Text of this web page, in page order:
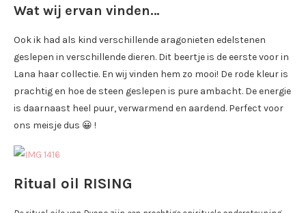
Wat wij ervan vinden…
Ook ik had als kind verschillende aragonieten edelstenen
geslepen in verschillende dieren. Dit beertje is de eerste voor in
Lana haar collectie. En wij vinden hem zo mooi! De rode kleur is
prachtig en hoe de steen geslepen is pure ambacht. De energie
is daarnaast heel puur, verwarmend en aardend. Perfect voor
ons meisje dus 😀 !
Ritual oil RISING